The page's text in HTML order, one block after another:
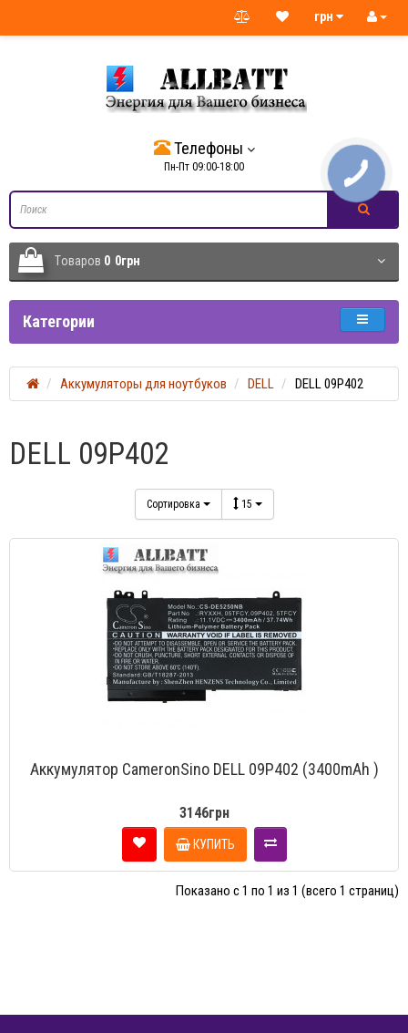
грн
Телефоны
Пн-Пт 09:00-18:00
Tоваров 0 0грн
Категории
Аккумуляторы для ноутбуков DELL DELL 09P402
DELL 09P402
Сортировка 15
Аккумулятор CameronSino DELL 09P402 (3400mAh )
3146грн
КУПИТЬ
Показано с 1 по 1 из 1 (всего 1 страниц)